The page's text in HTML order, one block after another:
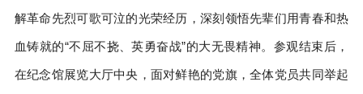
解革命先烈可歌可泣的光荣经历，深刻领悟先辈们用青春和热
血铸就的“不屈不挠、英勇奋战”的大无畏精神。参观结束后，
在纪念馆展览大厅中央，面对鲜艳的党旗，全体党员共同举起